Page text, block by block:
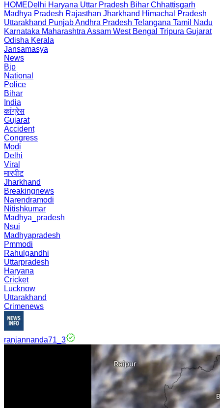
HOMEDelhi Haryana Uttar Pradesh Bihar Chhattisgarh
Madhya Pradesh Rajasthan Jharkhand Himachal Pradesh
Uttarakhand PunjabAndhra Pradesh Telangana Tamil Nadu
Karnataka Maharashtra Assam West Bengal Tripura Gujarat
Odisha Kerala
Jansamasya
News
Bjp
National
Police
Bihar
India
कांग्रेस
Gujarat
Accident
Congress
Modi
Delhi
Viral
मारपीट
Jharkhand
Breakingnews
Narendramodi
Nitishkumar
Madhya_pradesh
Nsui
Madhyapradesh
Pmmodi
Rahulgandhi
Uttarpradesh
Haryana
Cricket
Lucknow
Uttarakhand
Crimenews
ranjannanda71_3